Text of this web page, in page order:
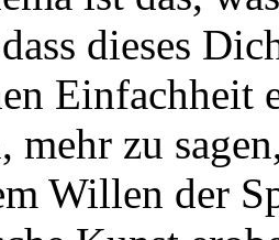
dieses
Einfachheit
mehr zu
Willen der